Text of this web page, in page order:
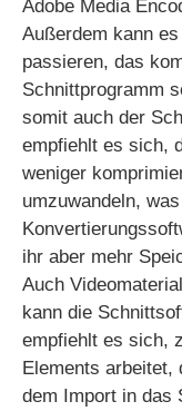
Adobe Media
Außerdem kann
passieren, das
Schnittprogramm
somit auch der
empfiehlt es sich,
weniger
umzuwandeln,
ihr aber mehr
Auch
kann die
empfiehlt es sich,
Elements arbeitet,
dem Import in das